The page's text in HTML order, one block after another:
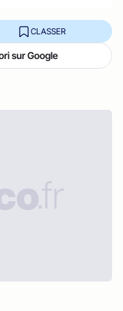
CLASSER
sur Google